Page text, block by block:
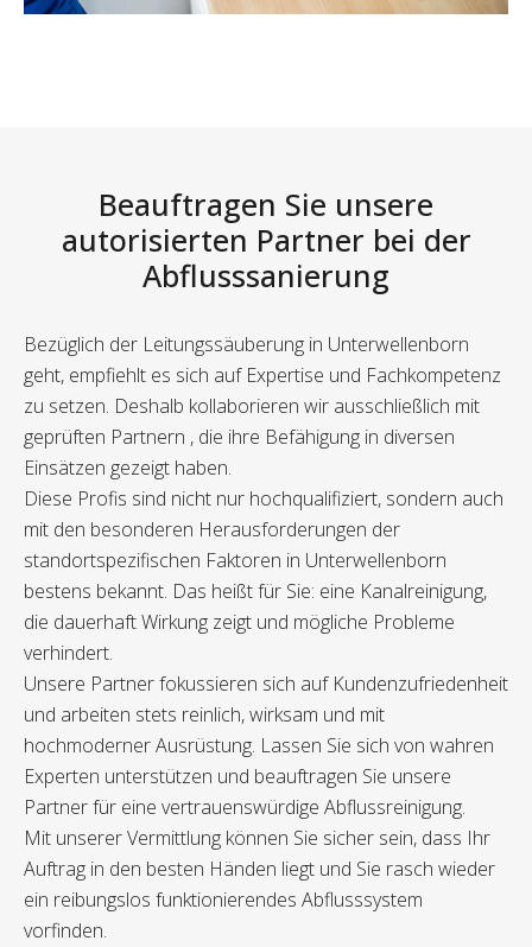
Beauftragen Sie unsere
autorisierten Partner bei der
Abflusssanierung
Bezüglich der Leitungssäuberung in Unterwellenborn
geht, empfiehlt es sich auf Expertise und Fachkompetenz
zu setzen. Deshalb kollaborieren wir ausschließlich mit
geprüften Partnern , die ihre Befähigung in diversen
Einsätzen gezeigt haben.
Diese Profis sind nicht nur hochqualifiziert, sondern auch
mit den besonderen Herausforderungen der
standortspezifischen Faktoren in Unterwellenborn
bestens bekannt. Das heißt für Sie: eine Kanalreinigung,
die dauerhaft Wirkung zeigt und mögliche Probleme
verhindert.
Unsere Partner fokussieren sich auf Kundenzufriedenheit
und arbeiten stets reinlich, wirksam und mit
hochmoderner Ausrüstung. Lassen Sie sich von wahren
Experten unterstützen und beauftragen Sie unsere
Partner für eine vertrauenswürdige Abflussreinigung.
Mit unserer Vermittlung können Sie sicher sein, dass Ihr
Auftrag in den besten Händen liegt und Sie rasch wieder
ein reibungslos funktionierendes Abflusssystem
vorfinden.